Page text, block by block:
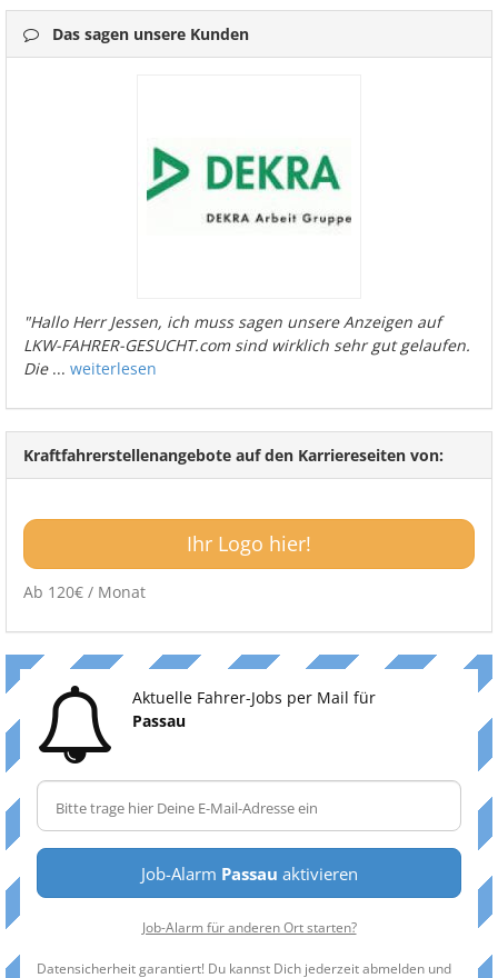
Das sagen unsere Kunden
"Hallo Herr Jessen, ich muss sagen unsere Anzeigen auf
LKW-FAHRER-GESUCHT.com sind wirklich sehr gut gelaufen.
Die... weiterlesen
Kraftfahrerstellenangebote auf den Karriereseiten von:
Ihr Logo hier!
Ab 120€ / Monat
Aktuelle Fahrer-Jobs per Mail für
Passau
Job-Alarm Passau aktivieren
Job-Alarm für anderen Ort starten?
Datensicherheit garantiert! Du kannst Dich jederzeit abmelden und